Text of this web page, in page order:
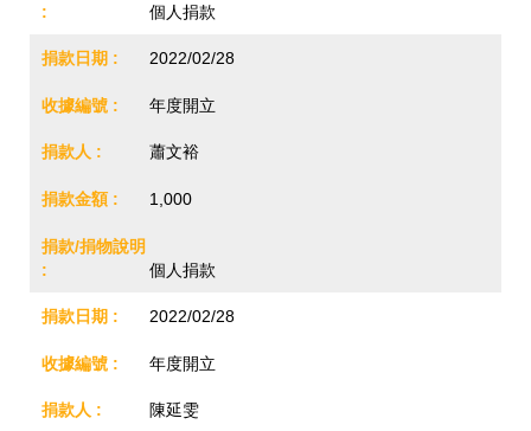
個人捐款
2022/02/28
年度開立
蕭文裕
1,000
個人捐款
2022/02/28
年度開立
陳延雯